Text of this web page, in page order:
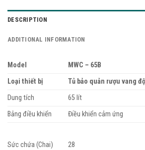
DESCRIPTION
ADDITIONAL INFORMATION
Model
MWC – 65B
Loại thiết bị
Tủ bảo quản rượu vang
Dung tích
65 lít
Bảng điều khiển
Điều khiển cảm ứng
Sức chứa (Chai) 28